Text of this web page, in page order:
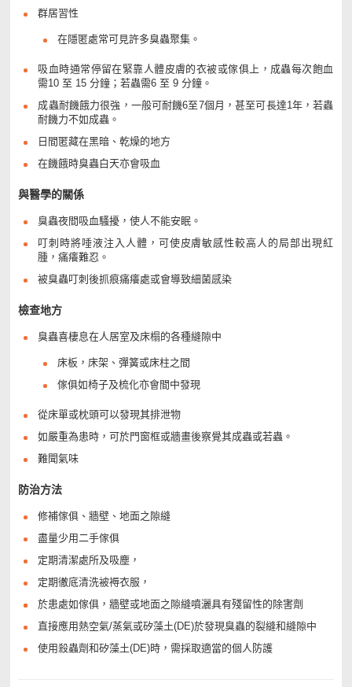
群居習性
在隱匿處常可見許多臭蟲聚集。
吸血時通常停留在緊靠人體皮膚的衣被或傢俱上，成蟲每次飽血
需10 至 15 分鐘；若蟲需6 至 9 分鐘。
成蟲耐饑餓力很強，一般可耐饑6至7個月，甚至可長達1年，若蟲
耐饑力不如成蟲。
日間匿藏在黑暗、乾燥的地方
在饑餓時臭蟲白天亦會吸血
與醫學的關係
臭蟲夜間吸血騷擾，使人不能安眠。
叮刺時將唾液注入人體，可使皮膚敏感性較高人的局部出現紅
腫，痛癢難忍。
被臭蟲叮刺後抓痕痛癢處或會導致細菌感染
檢查地方
臭蟲喜棲息在人居室及床榻的各種縫隙中
床板，床架、彈簧或床柱之間
傢俱如椅子及梳化亦會間中發現
從床單或枕頭可以發現其排泄物
如嚴重為患時，可於門窗框或牆畫後察覺其成蟲或若蟲。
難聞氣味
防治方法
修補傢俱、牆壁、地面之隙縫
盡量少用二手傢俱
定期清潔處所及吸塵，
定期徹底清洗被褥衣服，
於患處如傢俱，牆壁或地面之隙縫噴灑具有殘留性的除害劑
直接應用熱空氣/蒸氣或矽藻土(DE)於發現臭蟲的裂縫和縫隙中
使用殺蟲劑和矽藻土(DE)時，需採取適當的個人防護